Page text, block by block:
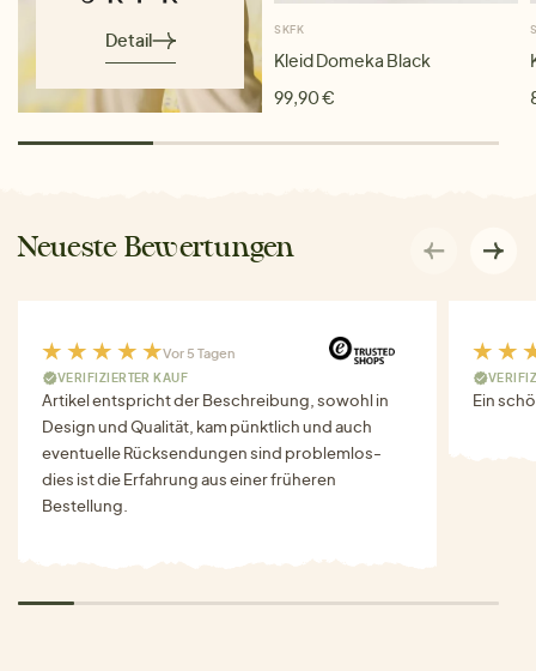
Detail SKFK
Kleid Domeka Black
99,90 €
Neueste Bewertungen
Vor 5 Tagen
VERIFIZIERTER KAUF
Artikel entspricht der Beschreibung, sowohl in
Design und Qualität, kam pünktlich und auch
eventuelle Rücksendungen sind problemlos-
dies ist die Erfahrung aus einer früheren
Bestellung.
Ein